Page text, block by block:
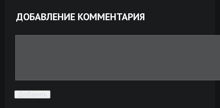
ДОБАВЛЕНИЕ КОММЕНТАРИЯ
Добавить